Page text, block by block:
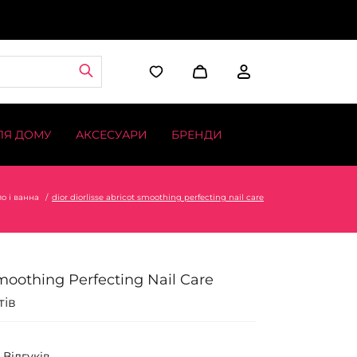
ДОМУ АКСЕСУАРИ БРЕНДИ
і ванна dior diorlisse abricot smoothing perfecting nail care
Perfecting Nail Care